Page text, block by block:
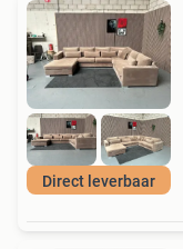
Direct leverbaar